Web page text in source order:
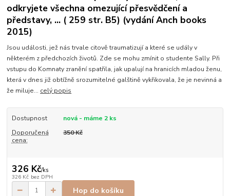
odkryjete všechna omezující přesvědčení a
představy, ... ( 259 str. B5) (vydání Anch books
2015)
Jsou události, jež nás trvale citově traumatizují a které se udály v
některém z předchozích životů. Zde se mohu zmínit o studente Sally. Při
vstupu do Komnaty zranění spatřila, jak upalují na hranicích mladou ženu,
která v dnes již obtížně srozumitelné galštině vykřikovala, že je nevinná a
že miluje... celý popis
Dostupnost
nová - máme 2 ks
Doporučená
cena:
350 Kč
326 Kč/ks
326 Kč bez DPH
Hop do košíku